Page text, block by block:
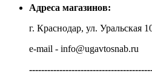
Адреса магазинов:
г. Краснодар, ул. Уральская
e-mail - info@ugavtosnab.ru